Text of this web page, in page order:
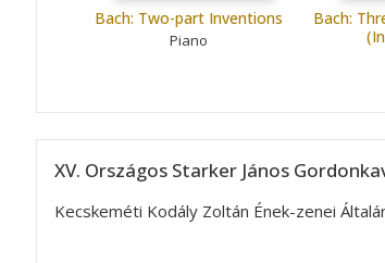
Bach: Two-part Inventions
Piano
Bach:
XV. Országos Starker János
Kecskeméti Kodály Zoltán Ének-zenei